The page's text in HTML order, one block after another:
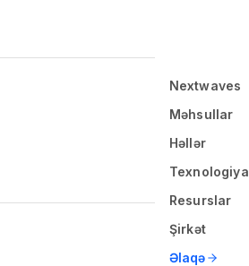
Nextwaves
Məhsullar
Həllər
Texnologiya
Resurslar
Şirkət
Əlaqə